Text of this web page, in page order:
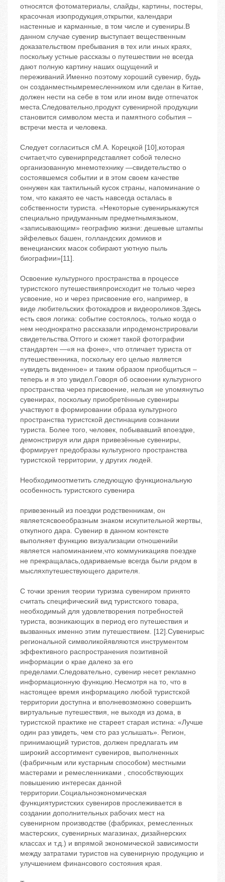
относятся фотоматериалы, слайды, картины, постеры,
красочная изопродукция,открытки, календари
настенные и карманные, в том числе и сувениры.В
данном случае сувенир выступает вещественным
доказательством пребывания в тех или иных краях,
поскольку устные рассказы о путешествии не всегда
дают полную картину наших ощущений и
переживаний.Именно поэтому хороший сувенир, будь
он созданместнымремесленником или сделан в Китае,
должен нести на себе в том или ином виде отпечаток
места.Следовательно,продукт сувенирной продукции
становится символом места и памятного события –
встречи места и человека.
Следует согласиться сМ.А. Корецкой [10],которая
считает,что сувенирпредставляет собой телесно
организованную мнемотехнику —свидетельство о
состоявшемся событии и в этом своем качестве
оннужен как тактильный кусок страны, напоминание о
том, что какаято ее часть навсегда осталась в
собственности туриста. «Некоторые сувенирыкажутся
специально придуманным предметнымязыком,
«записывающим» географию жизни: дешевые штампы
эйфелевых башен, голландских домиков и
венецианских масок собирают уютную пыль
биографии»[11].
Освоение культурного пространства в процессе
туристского путешествияпроисходит не только через
усвоение, но и через присвоение его, например, в
виде любительских фотокадров и видеороликов.Здесь
есть своя логика: событие состоялось, только когда о
нем неоднократно рассказали ипродемонстрировали
свидетельства.Оттого и сюжет такой фотографии
стандартен —«я на фоне», что отличает туриста от
путешественника, поскольку его целью является
«увидеть виденное» и таким образом приобщиться –
теперь и я это увидел.Говоря об освоении культурного
пространства через присвоение, нельзя не упомянутьо
сувенирах, поскольку приобретённые сувениры
участвуют в формировании образа культурного
пространства туристской дестинациив сознании
туриста. Более того, человек, побывавший впоездке,
демонстрируя или даря привезённые сувениры,
формирует предобразы культурного пространства
туристской территории, у других людей.
Необходимоотметить следующую функциональную
особенность туристского сувенира
привезенный из поездки родственникам, он
являетсясвоеобразным знаком искупительной жертвы,
откупного дара. Сувенир в данном контексте
выполняет функцию визуализации отношенийи
является напоминанием,что коммуникацияв поездке
не прекращалась,одариваемые всегда были рядом в
мысляхпутешествующего дарителя.
С точки зрения теории туризма сувениром принято
считать специфический вид туристского товара,
необходимый для удовлетворения потребностей
туриста, возникающих в период его путешествия и
вызванных именно этим путешествием. [12].Сувенирыс
региональной символикойявляются инструментом
эффективного распространения позитивной
информации о крае далеко за его
пределами.Следовательно, сувенир несет рекламно
информационную функцию.Несмотря на то, что в
настоящее время информацияо любой туристской
территории доступна и вполневозможно совершить
виртуальные путешествия, не выходя из дома, в
туристской практике не стареет старая истина: «Лучше
один раз увидеть, чем сто раз услышать». Регион,
принимающий туристов, должен предлагать им
широкий ассортимент сувениров, выполненных
(фабричным или кустарным способом) местными
мастерами и ремесленниками , способствующих
повышению интересак данной
территории.Социальноэкономическая
функциятуристских сувениров прослеживается в
создании дополнительных рабочих мест на
сувенирном производстве (фабриках, ремесленных
мастерских, сувенирных магазинах, дизайнерских
классах и т.д.) и впрямой экономической зависимости
между затратами туристов на сувенирную продукцию и
улучшением финансового состояния края.